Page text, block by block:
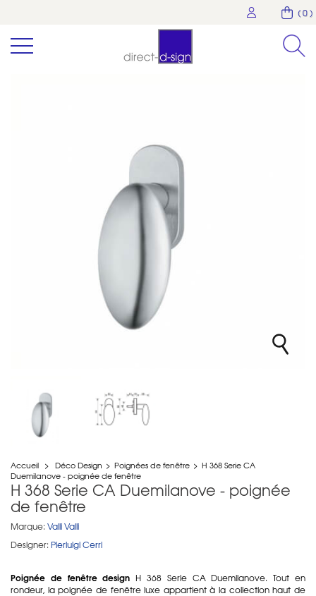
( 0 )
Accueil > Déco Design > Poignées de fenêtre > H 368 Serie CA
Duemilanove - poignée de fenêtre
H 368 Serie CA Duemilanove - poignée
de fenêtre
Marque: Valli Valli
Designer: Pierluigi Cerri
Poignée de fenêtre designH 368 Serie CA Duemilanove. Tout en
rondeur, la poignée de fenêtre luxe appartient à la collection haut de